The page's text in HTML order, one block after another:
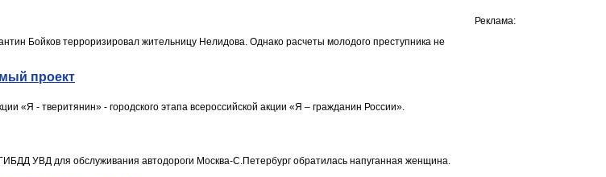
Бойков терроризировал жительницу Нелидова. Однако расчеты молодого преступника не
проект
«Я - тверитянин» - городского этапа всероссийской акции «Я – гражданин России».
УВД для обслуживания автодороги Москва-С.Петербург обратилась напуганная женщина.
Реклама: